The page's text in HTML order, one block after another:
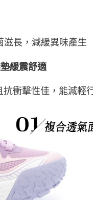
滋長，減緩異味產生
緩震舒適
抗衝擊性佳，能減輕